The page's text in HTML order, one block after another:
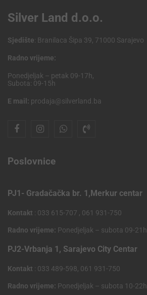
Silver Land d.o.o.
Sjedište: Branilaca Šipa 39, 71000 Sarajevo
Radno vrijeme:
Ponedjeljak – petak 09-17h,
Subota: 09-15h
E mail: prodaja@silverland.ba
Poslovnice
PJ1- Gradačačka br. 1,Merkur centar
Kontakt : 033 615-707 , 061 931-750
Radno vrijeme: Ponedjeljak – subota 09-21h
PJ2-Vrbanja 1, Sarajevo City Centar
Kontakt : 033 489-598, 061 931-750
Radno vrijeme: Ponedjeljak – subota 10-22h